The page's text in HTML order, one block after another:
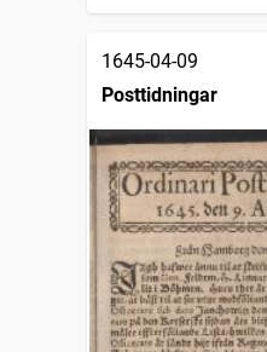
1645-04-09
Posttidningar